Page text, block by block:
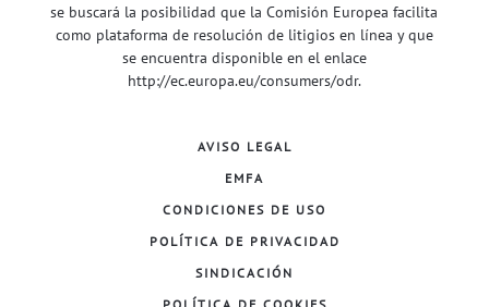
se buscará la posibilidad que la Comisión Europea facilita
como plataforma de resolución de litigios en línea y que
se encuentra disponible en el enlace
http://ec.europa.eu/consumers/odr.
AVISO LEGAL
EMFA
CONDICIONES DE USO
POLÍTICA DE PRIVACIDAD
SINDICACIÓN
POLÍTICA DE COOKIES